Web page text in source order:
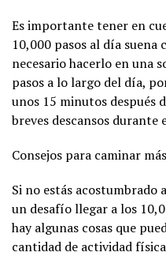
Es importante tener en
10,000 pasos al día suena
necesario hacerlo en una
pasos a lo largo del día,
unos 15 minutos después
breves descansos durante
Consejos para caminar más
Si no estás acostumbrado
un desafío llegar a los
hay algunas cosas que
cantidad de actividad